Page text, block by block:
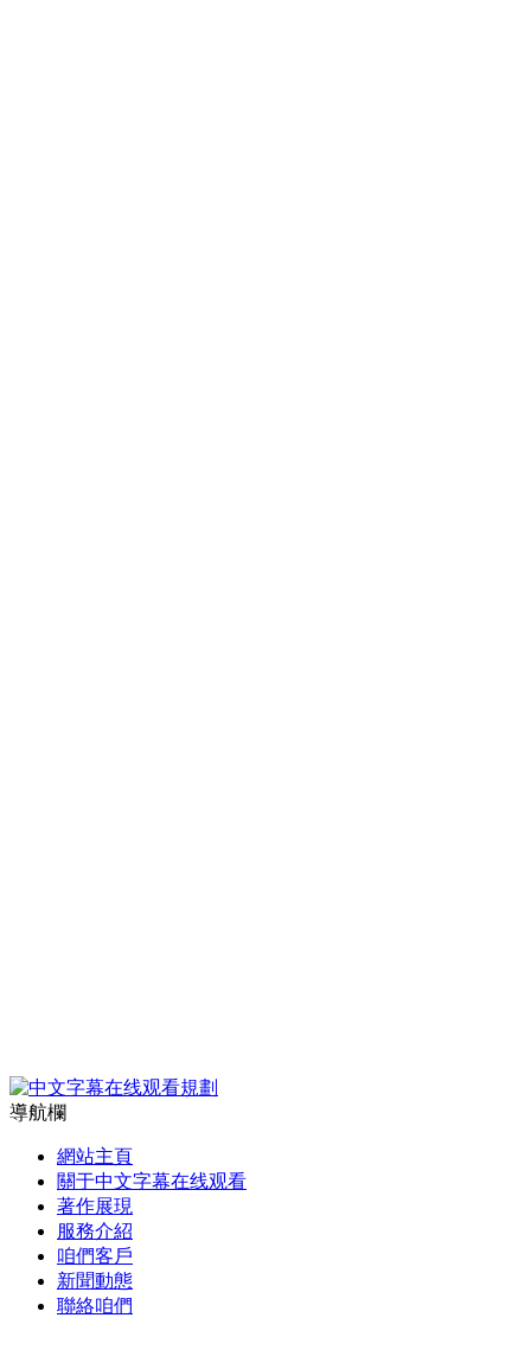
導航欄
網站主頁
關于中文字幕在线观看
著作展現
服務介紹
咱們客戶
新聞動態
聯絡咱們